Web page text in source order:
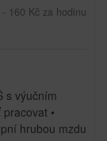
- 160 Kč za hodinu
s výučním
•
hrubou mzdu